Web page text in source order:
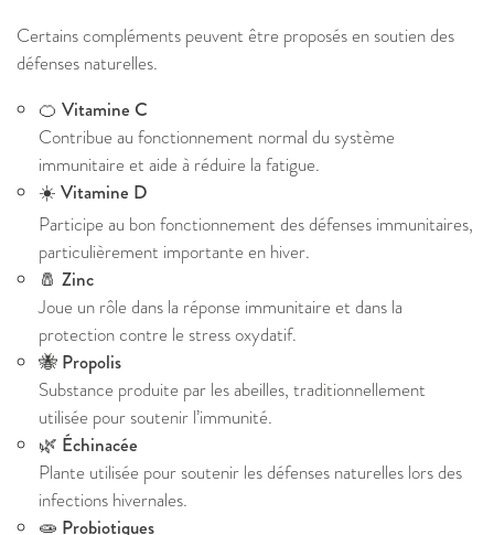
Certains compléments peuvent être proposés en soutien des
défenses naturelles.
🍊 Vitamine C
Contribue au fonctionnement normal du système
immunitaire et aide à réduire la fatigue.
☀️ Vitamine D
Participe au bon fonctionnement des défenses immunitaires,
particulièrement importante en hiver.
🧂 Zinc
Joue un rôle dans la réponse immunitaire et dans la
protection contre le stress oxydatif.
🐝 Propolis
Substance produite par les abeilles, traditionnellement
utilisée pour soutenir l’immunité.
🌿 Échinacée
Plante utilisée pour soutenir les défenses naturelles lors des
infections hivernales.
🧫 Probiotiques